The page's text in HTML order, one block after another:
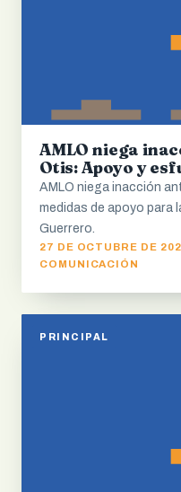
AMLO niega
Otis: Apoyo y
AMLO niega inacción
medidas de apoyo para
Guerrero.
27 DE OCTUBRE DE
COMUNICACIÓN
PRINCIPAL